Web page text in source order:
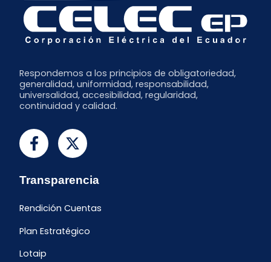
Respondemos a los principios de obligatoriedad,
generalidad, uniformidad, responsabilidad,
universalidad, accesibilidad, regularidad,
continuidad y calidad.
Transparencia
Rendición Cuentas
Plan Estratégico
Lotaip